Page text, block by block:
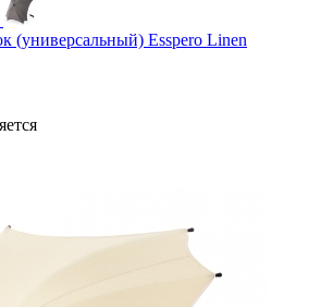
(универсальный) Esspero Linen